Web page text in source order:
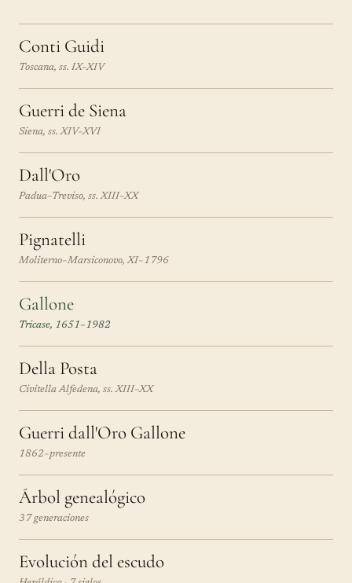
Conti Guidi
Toscana, ss. IX–XIV
Guerri de Siena
Siena, ss. XIV–XVI
Dall'Oro
Padua–Treviso, ss. XIII–XX
Pignatelli
Moliterno–Marsiconovo, XI–1796
Gallone
Tricase, 1651–1982
Della Posta
Civitella Alfedena, ss. XIII–XX
Guerri dall'Oro Gallone
1862–presente
Árbol genealógico
37 generaciones
Evolución del escudo